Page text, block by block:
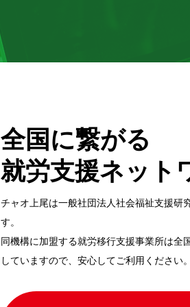
全国に繋がる
就労支援ネット
チャオ上尾は一般社団法⼈社会福祉⽀援研
す。
同機構に加盟する就労移⾏⽀援事業所は全
していますので、安⼼してご利⽤ください